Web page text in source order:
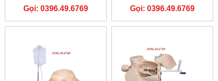
DIỆN TẠI KHOA HỒI SỨC
TÍCH CỰC MODEL
Gọi: 0396.49.6769 Gọi: 0396.49.6769